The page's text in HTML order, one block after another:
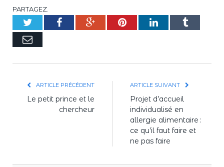
PARTAGEZ.
TwitterFacebookGoogle+PinterestLinkedInTumblr
E-
ARTICLE PRÉCÉDENT
Le petit prince et le
chercheur
ARTICLE SUIVANT
Projet d’accueil
individualisé en
allergie alimentaire :
ce qu’il faut faire et
ne pas faire